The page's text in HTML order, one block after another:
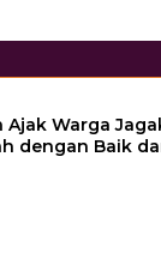
Ajak Warga
dengan Baik